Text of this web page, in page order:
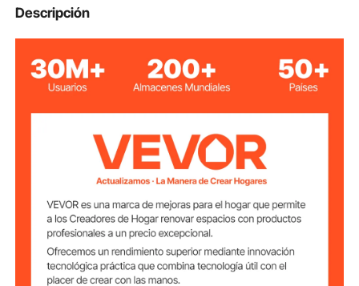
Número de
modelo
Tamaño de malla Malla 150 (0,1 mm)
Tamaño del tamiz
tamiz), 0,6 mm (diámetro del
alambre)
0,88 libra / 0,4 kg
Dimensiones del
producto (largo x
ancho x alto)
305 x 320 x 100 mm
Descripción